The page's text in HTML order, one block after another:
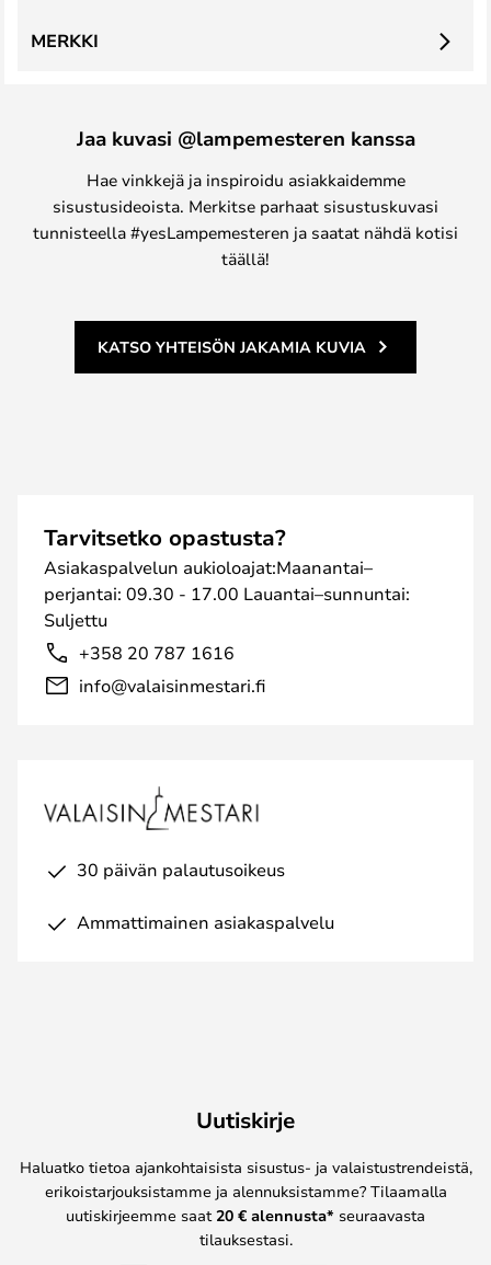
MERKKI
Jaa kuvasi @lampemesteren kanssa
Hae vinkkejä ja inspiroidu asiakkaidemme
sisustusideoista. Merkitse parhaat sisustuskuvasi
tunnisteella #yesLampemesteren ja saatat nähdä kotisi
täällä!
KATSO YHTEISÖN JAKAMIA KUVIA
Tarvitsetko opastusta?
Asiakaspalvelun aukioloajat:Maanantai–
perjantai: 09.30 - 17.00 Lauantai–sunnuntai:
Suljettu
+358 20 787 1616
info@valaisinmestari.fi
30 päivän palautusoikeus
Ammattimainen asiakaspalvelu
Uutiskirje
Haluatko tietoa ajankohtaisista sisustus- ja valaistustrendeistä,
erikoistarjouksistamme ja alennuksistamme? Tilaamalla
uutiskirjeemme saat 20 € alennusta* seuraavasta
tilauksestasi.